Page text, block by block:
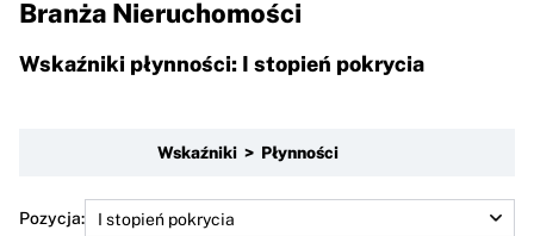
Branża Nieruchomości
Wskaźniki płynności: I stopień pokrycia
Wskaźniki > Płynności
Pozycja: